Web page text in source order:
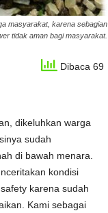
masyarakat, karena sebagian
tidak aman bagi masyarakat.
Dibaca 69
dikeluhkan warga
sudah
di bawah menara.
kondisi
karena sudah
Kami sebagai